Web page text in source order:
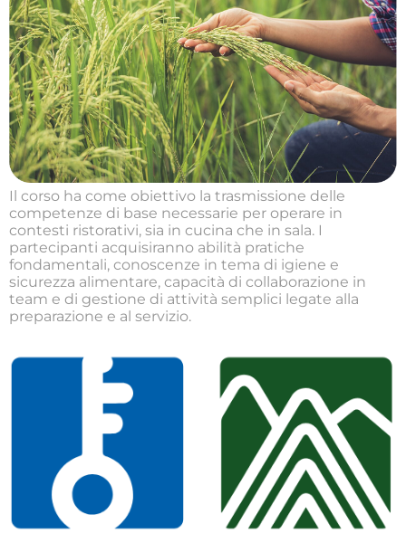
Il corso ha come obiettivo la trasmissione delle
competenze di base necessarie per operare in
contesti ristorativi, sia in cucina che in sala. I
partecipanti acquisiranno abilità pratiche
fondamentali, conoscenze in tema di igiene e
sicurezza alimentare, capacità di collaborazione in
team e di gestione di attività semplici legate alla
preparazione e al servizio.